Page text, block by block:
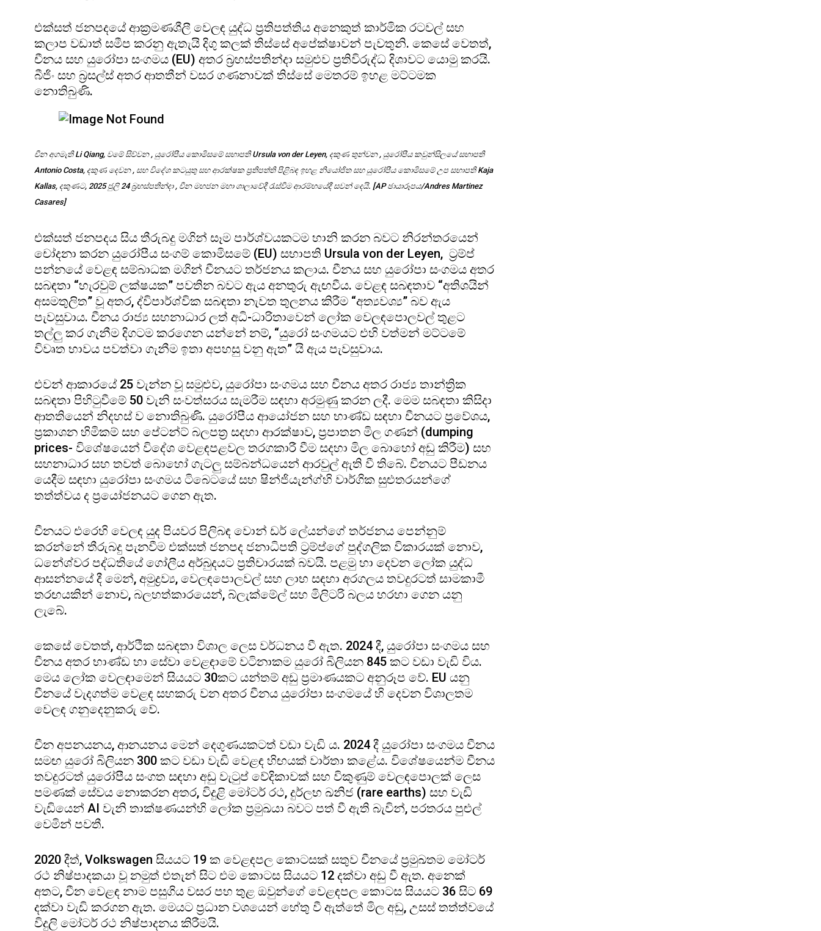
එක්සත් ජනපදයේ ආක්‍රමණශීලී වෙලඳ යුද්ධ ප්‍රතිපත්තිය අනෙකුත් කාර්මික රටවල් සහ
කලාප වඩාත් සමීප කරනු ඇතැයි දිගු කලක් තිස්සේ අපේක්ෂාවන් පැවතුනි. කෙසේ වෙතත්,
චීනය සහ යුරෝපා සංගමය (EU) අතර බ්‍රහස්පතින්දා සමුළුව ප්‍රතිවිරුද්ධ දිශාවට යොමු කරයි.
බීජිං සහ බ්‍රසල්ස් අතර ආතතීන් වසර ගණනාවක් තිස්සේ මෙතරම් ඉහළ මට්ටමක
නොතිබුණි.
චීන අගමැති Li Qiang, වමේ සිව්වන , යුරෝපීය කොමිසමේ සභාපති Ursula von der Leyen, දකුණ තුන්වන , යුරෝපීය කවුන්සිලයේ සභාපති
Antonio Costa, දකුණ දෙවන , සහ විදේශ කටයුතු සහ ආරක්ෂක ප්‍රතිපත්ති පිළිබඳ ඉහළ නියෝජිත සහ යුරෝපීය කොමිසමේ උප සභාපති Kaja
Kallas, දකුණට, 2025 ජුලි 24 බ්‍රහස්පතින්දා , චීන මහජන මහා ශාලාවේදී රැස්වීම ආරම්භයේදී සවන් දෙයි. [AP ඡායාරූපය/Andres Martinez
Casares]
එක්සත් ජනපදය සිය තීරුබදු මගින් සෑම පාර්ශ්වයකටම හානි කරන බවට නිරන්තරයෙන්
චෝදනා කරන යුරෝපීය සංගම් කොමිසමේ (EU) සභාපති Ursula von der Leyen, ට්‍රම්ප්
පන්නයේ වෙළඳ සම්බාධක මගින් චීනයට තර්ජනය කලාය. චීනය සහ යුරෝපා සංගමය අතර
සබඳතා “හැරවුම් ලක්ෂයක” පවතින බවට ඇය අනතුරු ඇඟවීය. වෙළඳ සබඳතාව “අතිශයින්
අසමතුලිත” වූ අතර, ද්විපාර්ශ්වික සබඳතා නැවත තුලනය කිරීම “අත්‍යවශ්‍ය” බව ඇය
පැවසුවාය. චීනය රාජ්‍ය සහනාධාර ලත් අධි-ධාරිතාවෙන් ලෝක වෙලඳපොලවල් තුළට
තල්ලු කර ගැනීම දිගටම කරගෙන යන්නේ නම්, “යුරෝ සංගමයට එහි වත්මන් මට්ටමේ
විවෘත භාවය පවත්වා ගැනීම ඉතා අපහසු වනු ඇත” යි ඇය පැවසුවාය.
එවන් ආකාරයේ 25 වැන්න වූ සමුළුව, යුරෝපා සංගමය සහ චීනය අතර රාජ්‍ය තාන්ත්‍රික
සබඳතා පිහිටුවීමේ 50 වැනි සංවත්සරය සැමරීම සඳහා අරමුණු කරන ලදී. මෙම සබඳතා කිසිදා
ආතතියෙන් නිදහස් ව නොතිබුණි. යුරෝපීය ආයෝජන සහ භාණ්ඩ සඳහා චීනයට ප්‍රවේශය,
ප්‍රකාශන හිමිකම් සහ පේටන්ට් බලපත්‍ර සදහා ආරක්ෂාව, ප්‍රපාතන මිල ගණන් (dumping
prices- විශේෂයෙන් විදේශ වෙළඳපළවල තරගකාරී වීම සදහා මිල බොහෝ අඩු කිරීම) සහ
සහනාධාර සහ තවත් බොහෝ ගැටලු සම්බන්ධයෙන් ආරවුල් ඇති වී තිබේ. චීනයට පීඩනය
යෙදීම සඳහා යුරෝපා සංගමය ටිබෙටයේ සහ ෂින්ජියැන්ග්හි වාර්ගික සුළුතරයන්ගේ
තත්ත්වය ද ප්‍රයෝජනයට ගෙන ඇත.
චීනයට එරෙහි වෙලඳ යුද පියවර පිලිබඳ වොන් ඩර් ලේයන්ගේ තර්ජනය පෙන්නුම්
කරන්නේ තීරුබදු පැනවීම එක්සත් ජනපද ජනාධිපති ට්‍රම්ප්ගේ පුද්ගලික විකාරයක් නොව,
ධනේශ්වර පද්ධතියේ ගෝලීය අර්බුදයට ප්‍රතිචාරයක් බවයි. පළමු හා දෙවන ලෝක යුද්ධ
ආසන්නයේ දී මෙන්, අමුද්‍රව්‍ය, වෙලඳපොලවල් සහ ලාභ සඳහා අරගලය තවදුරටත් සාමකාමී
තරඟයකින් නොව, බලහත්කාරයෙන්, බ්ලැක්මේල් සහ මිලිටරි බලය හරහා ගෙන යනු
ලැබේ.
කෙසේ වෙතත්, ආර්ථික සබඳතා විශාල ලෙස වර්ධනය වී ඇත. 2024 දී, යුරෝපා සංගමය සහ
චීනය අතර භාණ්ඩ හා සේවා වෙළඳාමේ වටිනාකම යුරෝ බිලියන 845 කට වඩා වැඩි විය.
මෙය ලෝක වෙලඳාමෙන් සියයට 30කට යන්තම් අඩු ප්‍රමාණයකට අනුරූප වේ. EU යනු
චීනයේ වැදගත්ම වෙළඳ සහකරු වන අතර චීනය යුරෝපා සංගමයේ හි දෙවන විශාලතම
වෙලඳ ගනුදෙනුකරු වේ.
චීන අපනයනය, ආනයනය මෙන් දෙගුණයකටත් වඩා වැඩි ය. 2024 දී යුරෝපා සංගමය චීනය
සමඟ යුරෝ බිලියන 300 කට වඩා වැඩි වෙළඳ හිඟයක් වාර්තා කළේය. විශේෂයෙන්ම චීනය
තවදුරටත් යුරෝපීය සංගත සඳහා අඩු වැටුප් වේදිකාවක් සහ විකුණුම් වෙලඳපොලක් ලෙස
පමණක් සේවය නොකරන අතර, විදුළි මෝටර් රථ, දුර්ලභ ඛනිජ (rare earths) සහ වැඩි
වැඩියෙන් AI වැනි තාක්ෂණයන්හි ලෝක ප්‍රමුඛයා බවට පත් වී ඇති බැවින්, පරතරය පුළුල්
වෙමින් පවතී.
2020 දීත්, Volkswagen සියයට 19 ක වෙළඳපල කොටසක් සතුව චීනයේ ප්‍රමුඛතම මෝටර්
රථ නිෂ්පාදකයා වූ නමුත් එතැන් සිට එම කොටස සියයට 12 දක්වා අඩු වී ඇත. අනෙක්
අතට, චීන වෙළඳ නාම පසුගිය වසර පහ තුළ ඔවුන්ගේ වෙළඳපල කොටස සියයට 36 සිට 69
දක්වා වැඩි කරගන ඇත. මෙයට ප්‍රධාන වශයෙන් හේතු වී ඇත්තේ මිල අඩු, උසස් තත්ත්වයේ
විදුලි මෝටර් රථ නිෂ්පාදනය කිරීමයි.